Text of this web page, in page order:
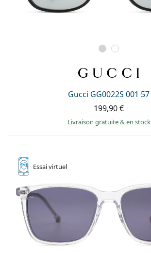
Gucci GG0022S 001 57
199,90 €
Livraison gratuite& en stock
Essaivirtuel